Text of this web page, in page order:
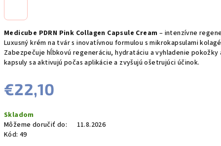
Medicube PDRN Pink Collagen Capsule Cream – intenzívne
Luxusný krém na tvár s inovatívnou formulou s mikrokapsulami
Zabezpečuje hĺbkovú regeneráciu, hydratáciu a vyhladenie
kapsuly sa aktivujú počas aplikácie a zvyšujú ošetrujúci účinok.
€22,10
cena:
Skladom
Môžeme doručiť do:
11.8.2026
Kód: 49